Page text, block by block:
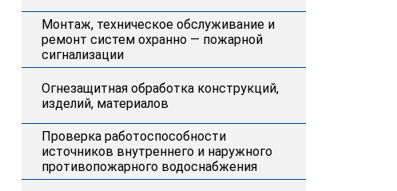
Монтаж, техническое обслуживание и
ремонт систем охранно — пожарной
сигнализации
Огнезащитная обработка конструкций,
изделий, материалов
Проверка работоспособности
источников внутреннего и наружного
противопожарного водоснабжения